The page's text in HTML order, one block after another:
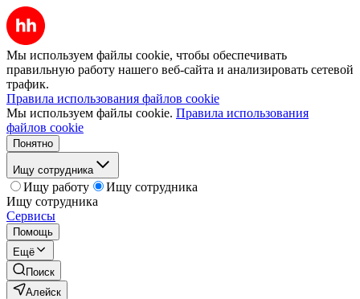
Мы используем файлы cookie, чтобы обеспечивать
правильную работу нашего веб-сайта и анализировать сетевой
трафик.
Правила использования файлов cookie
Мы используем файлы cookie. Правила использования
файлов cookie
Понятно
Ищу сотрудника
Ищу работу
Ищу сотрудника
Ищу сотрудника
Сервисы
Помощь
Ещё
Поиск
Алейск